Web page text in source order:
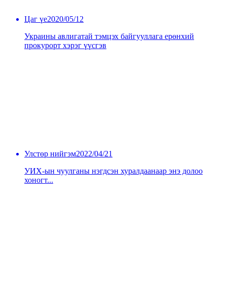
Цаг үе2020/05/12
Украины авлигатай тэмцэх байгууллага ерөнхий
прокурорт хэрэг үүсгэв
Улстөр нийгэм2022/04/21
УИХ-ын чуулганы нэгдсэн хуралдаанаар энэ долоо
хоногт...